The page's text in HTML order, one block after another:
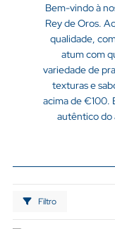
Bem-vindo à
Rey de Oros.
qualidade,
atum com
variedade de
texturas e
acima de €100.
autêntico do
Filtro